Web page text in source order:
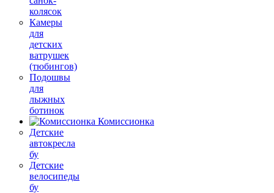
колясок
Камеры
для
детских
ватрушек
(тюбингов)
Подошвы
для
лыжных
ботинок
Комиссионка
Детские
автокресла
бу
Детские
велосипеды
бу